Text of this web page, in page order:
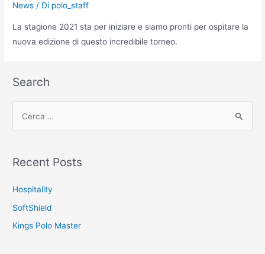
News / Di polo_staff
La stagione 2021 sta per iniziare e siamo pronti per ospitare la
nuova edizione di questo incredibile torneo.
Search
Recent Posts
Hospitality
SoftShield
Kings Polo Master